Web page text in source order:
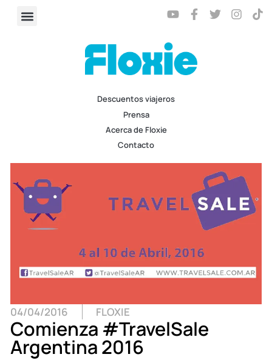
Descuentos viajeros
Prensa
Acerca de Floxie
Contacto
04/04/2016 FLOXIE
Comienza #TravelSale
Argentina 2016